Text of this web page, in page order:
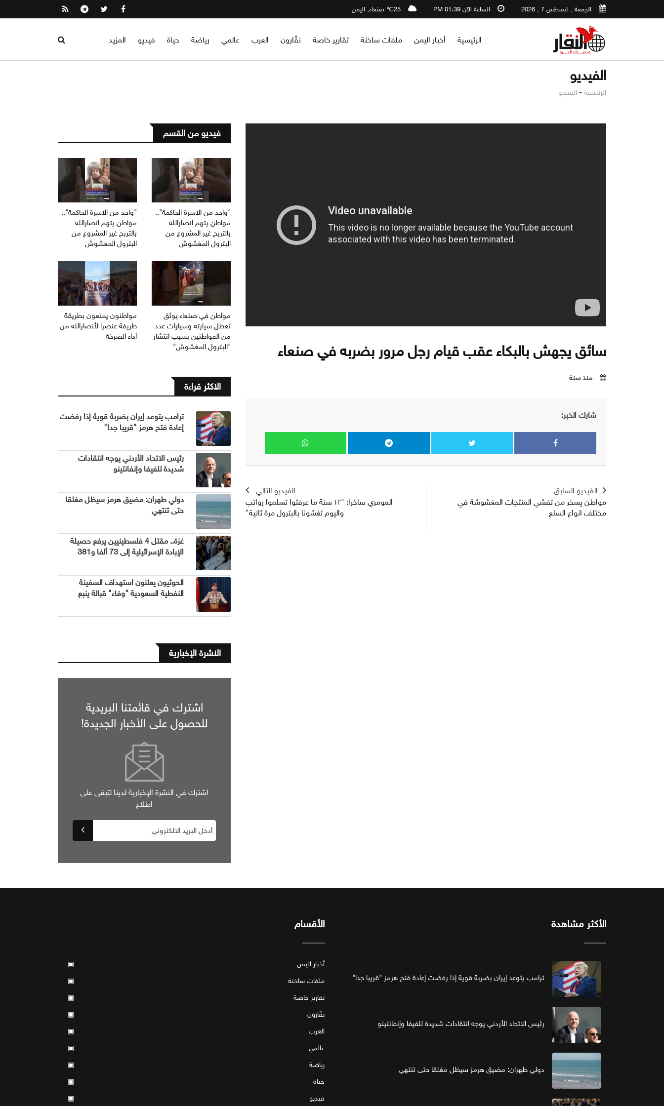
الجمعة , اغسطس 7 , 2026 الساعة الآن 01:39 PM 25℃ صنعاء, اليمن
الرئيسية أخبار اليمن ملفات ساخنة تقارير خاصة نقّارون العرب عالمي رياضة حياة فيديو المزيد
الفيديو
الرئيسية - الفيديو
سائق يجهش بالبكاء عقب قيام رجل مرور بضربه في صنعاء
منذ سنة
شارك الخبر:
الفيديو السابق
مواطن يسخر من تفشي المنتجات المغشوشة في
مختلف انواع السلع
الفيديو التالي
المومري ساخرا: "١٢ سنة ما عرفتوا تسلموا رواتب
واليوم تغشونا بالبترول مرة ثانية"
فيديو من القسم
"واحد من الاسرة الحاكمة"..
مواطن يتهم انصارالله
بالتربح غير المشروع من
البترول المغشوش
"واحد من الاسرة الحاكمة"..
مواطن يتهم انصارالله
بالتربح غير المشروع من
البترول المغشوش
مواطن في صنعاء يوثق
تعطل سيارته وسيارات عدد
من المواطنين بسبب انتشار
"البترول المغشوش"
مواطنون يمنعون بطريقة
طريفة عنصرا لأنصارالله من
أداء الصرخة
الاكثر قراءة
ترامب يتوعد إيران بضربة قوية إذا رفضت
إعادة فتح هرمز "قريبا جدا"
رئيس الاتحاد الأردني يوجه انتقادات
شديدة للفيفا وإنفانتينو
دولي طهران: مضيق هرمز سيظل مغلقا
حتى تنتهي
غزة.. مقتل 4 فلسطينيين يرفع حصيلة
الإبادة الإسرائيلية إلى 73 ألفا و381
الحوثيون يعلنون استهداف السفينة
النفطية السعودية "وفاء" قبالة ينبع
النشرة الإخبارية
اشترك في قائمتنا البريدية
للحصول على الأخبار الجديدة!
اشترك في النشرة الإخبارية لدينا لتبقى على
اطلاع
الأكثر مشاهدة
ترامب يتوعد إيران بضربة قوية إذا رفضت إعادة فتح هرمز "قريبا جدا"
رئيس الاتحاد الأردني يوجه انتقادات شديدة للفيفا وإنفانتينو
دولي طهران: مضيق هرمز سيظل مغلقا حتى تنتهي
الأقسام
أخبار اليمن
▣
ملفات ساخنة
▣
تقارير خاصة
▣
نقّارون
▣
العرب
▣
عالمي
▣
رياضة
▣
حياة
▣
فيديو
▣